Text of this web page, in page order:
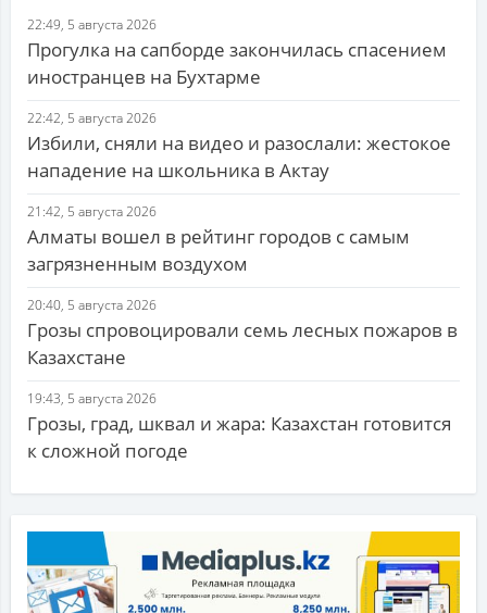
22:49, 5 августа 2026
Прогулка на сапборде закончилась спасением
иностранцев на Бухтарме
22:42, 5 августа 2026
Избили, сняли на видео и разослали: жестокое
нападение на школьника в Актау
21:42, 5 августа 2026
Алматы вошел в рейтинг городов с самым
загрязненным воздухом
20:40, 5 августа 2026
Грозы спровоцировали семь лесных пожаров в
Казахстане
19:43, 5 августа 2026
Грозы, град, шквал и жара: Казахстан готовится
к сложной погоде